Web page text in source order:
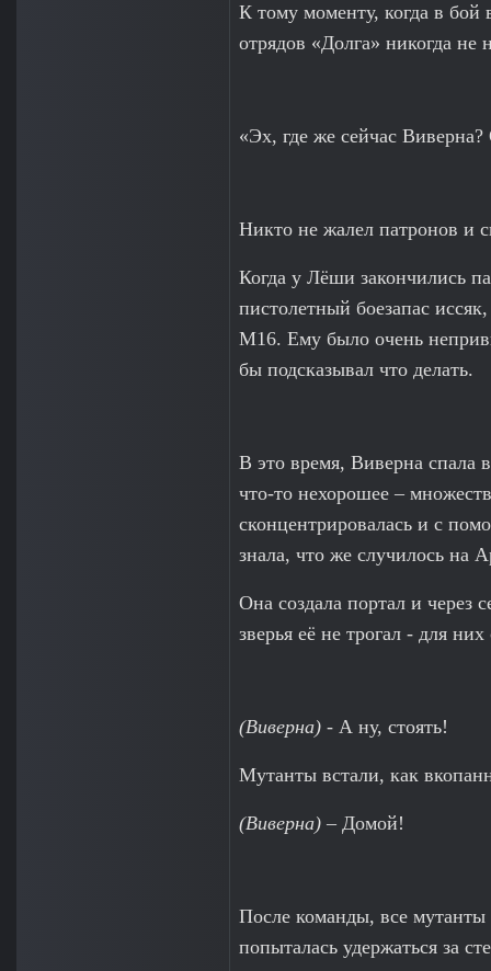
К тому моменту, когда в
отрядов «Долга» никогда не
«Эх, где же сейчас
Никто не жалел патронов и
Когда у Лёши закончились
пистолетный боезапас
M16. Ему было очень
бы подсказывал что делать.
В это время, Виверна спала
что-то нехорошее –
сконцентрировалась и с
знала, что же случилось на
Она создала портал и через
зверья её не трогал - для
(Виверна) - А ну, стоять!
Мутанты встали, как
(Виверна) – Домой!
После команды, все мутанты
попыталась удержаться за